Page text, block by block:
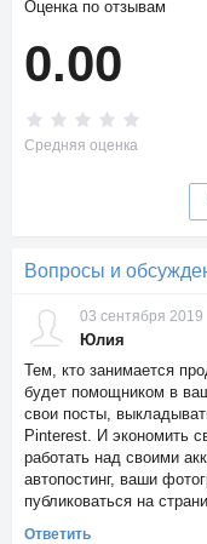
Оценка по отзывам
0.00
Средняя оценка
Вопросы и
03 сентября 2019
Юлия
Тем, кто занимается
будет помощником в
свои посты,
Pinterest. И экономить
работать над своими
автопостинг, ваши
публиковаться на
Ответить